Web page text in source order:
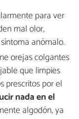
para ver
mal olor,
anómalo.
orejas colgantes
que limpies
prescritos por el
nada en el
algodón, ya